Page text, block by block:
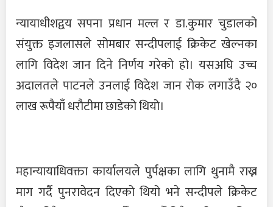
न्यायाधीशद्वय सपना प्रधान मल्ल र डा.कुमार चुडालको
संयुक्त इजलासले सोमबार सन्दीपलाई क्रिकेट खेल्नका
लागि विदेश जान दिने निर्णय गरेको हो। यसअघि उच्च
अदालतले पाटनले उनलाई विदेश जान रोक लगाउँदै २०
लाख रूपैयाँ धरौटीमा छाडेको थियो।
महान्यायाधिवक्ता कार्यालयले पुर्पक्षका लागि थुनामै राख्न
माग गर्दै पुनरावेदन दिएको थियो भने सन्दीपले क्रिकेट